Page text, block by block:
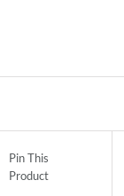
Pin This
Product